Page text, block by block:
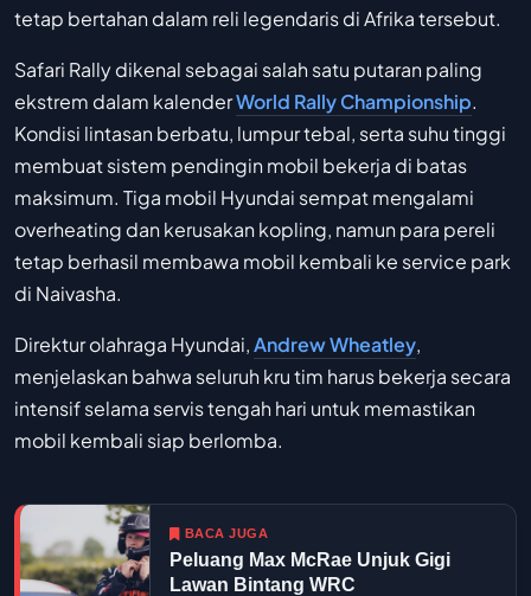
tetap bertahan dalam reli legendaris di Afrika tersebut.
Safari Rally dikenal sebagai salah satu putaran paling
ekstrem dalam kalenderWorld Rally Championship.
Kondisi lintasan berbatu, lumpur tebal, serta suhu tinggi
membuat sistem pendingin mobil bekerja di batas
maksimum. Tiga mobil Hyundai sempat mengalami
overheating dan kerusakan kopling, namun para pereli
tetap berhasil membawa mobil kembali ke service park
di Naivasha.
Direktur olahraga Hyundai,Andrew Wheatley,
menjelaskan bahwa seluruh kru tim harus bekerja secara
intensif selama servis tengah hari untuk memastikan
mobil kembali siap berlomba.
BACA JUGA
Peluang Max McRae Unjuk Gigi
Lawan Bintang WRC